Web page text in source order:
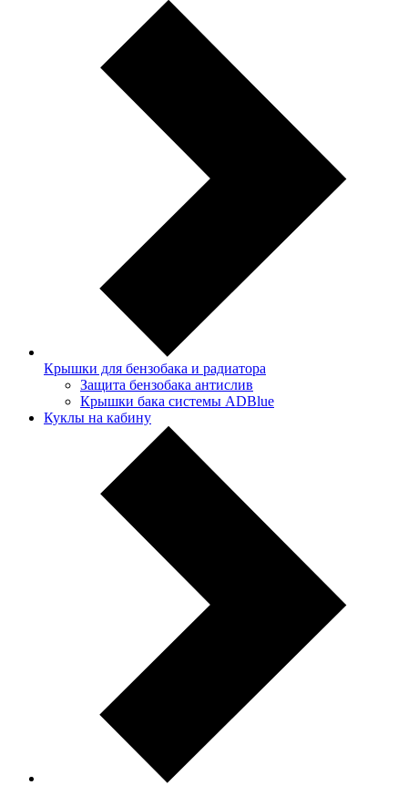
Крышки для бензобака и радиатора
Защита бензобака антислив
Крышки бака системы ADBlue
Куклы на кабину